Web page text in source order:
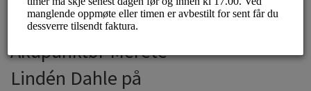
Akupunktør Merete
Lindén Dahle på